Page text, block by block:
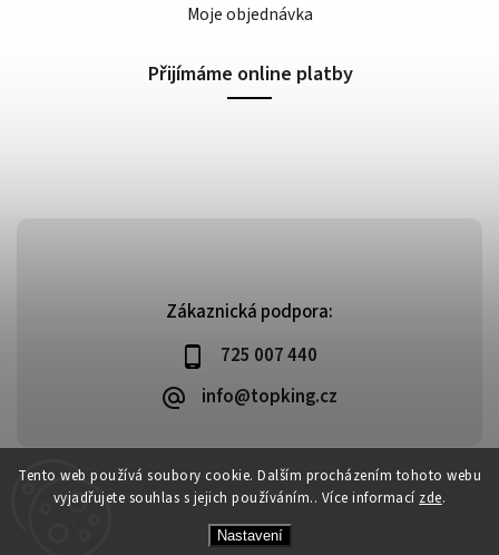
Tento web používá soubory cookie. Dalším procházením tohoto webu
vyjadřujete souhlas s jejich používáním.. Více informací zde.
Nastavení
Zákaznická podpora:
725 007 440
info@topking.cz
Moje objednávka
Přijímáme online platby
Copyright 2026Top King. Všechna práva vyhrazena.
VytvořilShoptet| Design